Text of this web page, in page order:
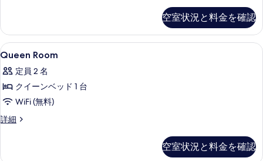
る
真
を
表
示
す
る
細
空室状況と料金を確認
Queen
Room
の
す
べ
て
セーフティボックス (室内)、ノート
6
Queen Room
定員 2 名
クイーンベッド 1 台
WiFi (無料)
詳細
Queen
空室状況と料金を確認